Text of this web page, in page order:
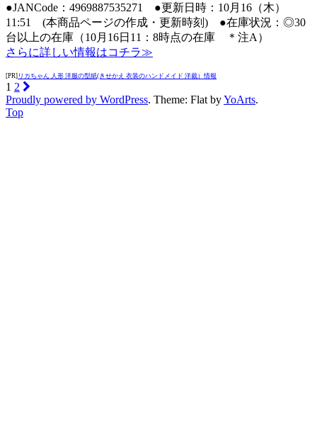
●JANCode：4969887535271 ●更新日時：10月16（木）
11:51 (本商品ページの作成・更新時刻) ●在庫状況：◎30
台以上の在庫（10月16日11：8時点の在庫 ＊注A）
さらに詳しい情報はコチラ≫
[PR] リカちゃん 人形 洋服の型紙(きせかえ 衣装のハンドメイド 洋裁）情報
1 2
Proudly powered by WordPress. Theme: Flat byYoArts.
Top